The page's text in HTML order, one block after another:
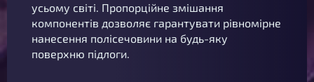
усьому світі. Пропорційне змішання
компонентів дозволяє гарантувати рівномірне
нанесення полісечовини на будь-яку
поверхню підлоги.